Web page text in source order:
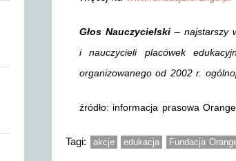
Głos Nauczycielski– najstarszy
i nauczycieli placówek
organizowanego od 2002 r.
źródło: informacja prasowa Orange
Tagi: akcje edukacja Fundacja